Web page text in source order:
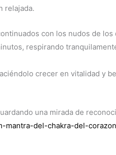
relajada.
con los nudos de
respirando
crecer en vitalidad y
una mirada de
mantra-del-chakra-del-